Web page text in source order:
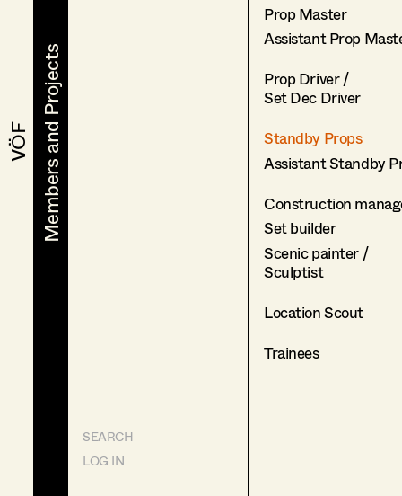
VÖF
VÖF Members and Projects
Members and Projects
SEARCH
LOG IN
Prop Master
Assistant Prop
Prop Driver /
Set Dec Driver
Standby Props
Assistant Standby
Construction
Set builder
Scenic painter /
Sculptist
Location Scout
Trainees